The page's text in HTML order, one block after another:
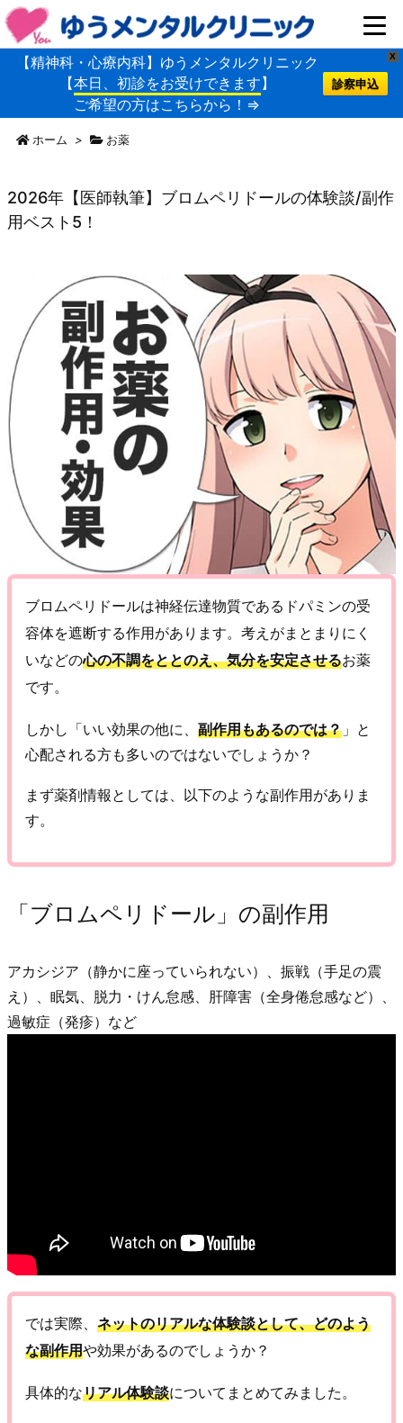
X
【精神科・心療内科】ゆうメンタルクリニック
【本日、初診をお受けできます】
ご希望の方はこちらから！⇒
診察申込
ホーム > お薬
2026年【医師執筆】ブロムペリドールの体験談/副作
用ベスト5！
ブロムペリドールは神経伝達物質であるドパミンの受
容体を遮断する作用があります。考えがまとまりにく
いなどの心の不調をととのえ、気分を安定させるお薬
です。
しかし「いい効果の他に、 副作用もあるのでは？ 」と
心配される方も多いのではないでしょうか？
まず薬剤情報としては、以下のような副作用がありま
す。
「ブロムペリドール」の副作用
アカシジア（静かに座っていられない）、振戦（手足の震
え）、眠気、脱力・けん怠感、肝障害（全身倦怠感など）、
過敏症（発疹）など
では実際、 ネットのリアルな体験談として、どのよう
な副作用や効果があるのでしょうか？
具体的なリアル体験談についてまとめてみました。